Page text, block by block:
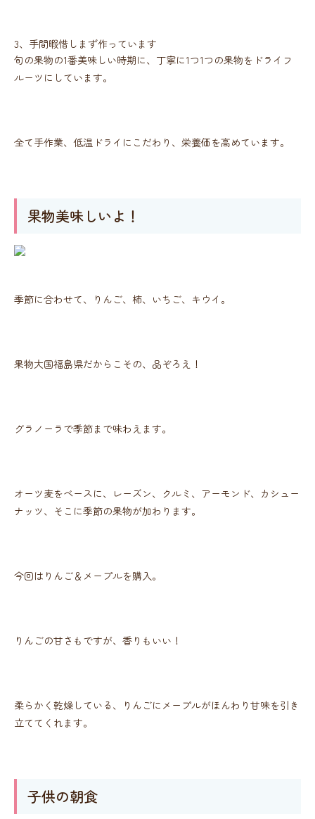
3、手間暇惜しまず作っています
旬の果物の1番美味しい時期に、丁寧に1つ1つの果物をドライフ
ルーツにしています。
全て手作業、低温ドライにこだわり、栄養価を高めています。
果物美味しいよ！
季節に合わせて、りんご、柿、いちご、キウイ。
果物大国福島県だからこその、品ぞろえ！
グラノーラで季節まで味わえます。
オーツ麦をベースに、レーズン、クルミ、アーモンド、カシュー
ナッツ、そこに季節の果物が加わります。
今回はりんご＆メープルを購入。
りんごの甘さもですが、香りもいい！
柔らかく乾燥している、りんごにメープルがほんわり甘味を引き
立ててくれます。
子供の朝食